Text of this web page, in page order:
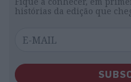
histórias da edição que